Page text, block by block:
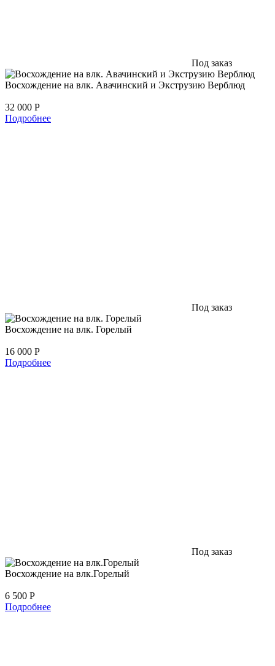
Под заказ
Восхождение на влк. Авачинский и Экструзию Верблюд
32 000 Р
Подробнее
Под заказ
Восхождение на влк. Горелый
16 000 Р
Подробнее
Под заказ
Восхождение на влк.Горелый
6 500 Р
Подробнее